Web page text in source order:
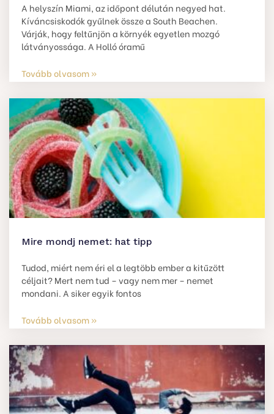
A helyszín Miami, az időpont délután negyed hat.
Kíváncsiskodók gyűlnek össze a South Beachen.
Várják, hogy feltűnjön a környék egyetlen mozgó
látványossága. A Holló óramű
Tovább olvasom »
Mire mondj nemet: hat tipp
Tudod, miért nem éri el a legtöbb ember a kitűzött
céljait? Mert nem tud – vagy nem mer – nemet
mondani. A siker egyik fontos
Tovább olvasom »